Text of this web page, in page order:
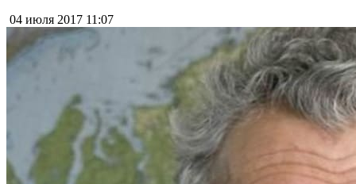
04 июля 2017 11:07